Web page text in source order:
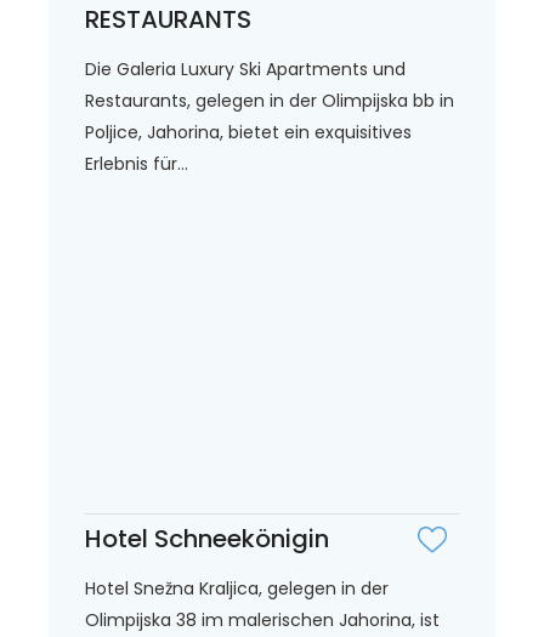
RESTAURANTS
Die Galeria Luxury Ski Apartments und
Restaurants, gelegen in der Olimpijska bb in
Poljice, Jahorina, bietet ein exquisitives
Erlebnis für...
Hotel Schneekönigin
Hotel Snežna Kraljica, gelegen in der
Olimpijska 38 im malerischen Jahorina, ist